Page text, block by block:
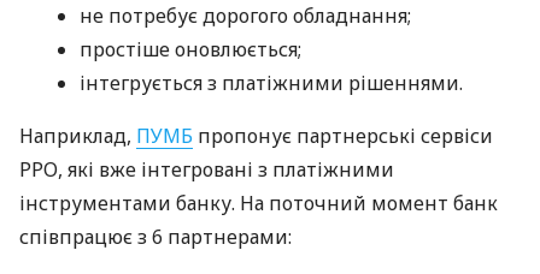
не потребує дорогого обладнання;
простіше оновлюється;
інтегрується з платіжними рішеннями.
Наприклад, ПУМБ пропонує партнерські сервіси
РРО, які вже інтегровані з платіжними
інструментами банку. На поточний момент банк
співпрацює з 6 партнерами: